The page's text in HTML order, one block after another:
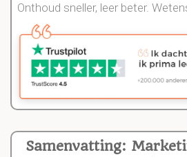
Samenvatting:
Onthoud sneller, leer beter.